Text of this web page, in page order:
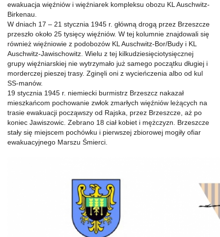
ewakuacja więźniów i więźniarek kompleksu obozu KL Auschwitz-
Birkenau.
W dniach 17 – 21 stycznia 1945 r. główną drogą przez Brzeszcze
przeszło około 25 tysięcy więźniów. W tej kolumnie znajdowali się
również więźniowie z podobozów KL Auschwitz-Bor/Budy i KL
Auschwitz-Jawischowitz. Wielu z tej kilkudziesięciotysięcznej
grupy więźniarskiej nie wytrzymało już samego początku długiej i
morderczej pieszej trasy. Zginęli oni z wycieńczenia albo od kul
SS-manów.
19 stycznia 1945 r. niemiecki burmistrz Brzeszcz nakazał
mieszkańcom pochowanie zwłok zmarłych więźniów leżących na
trasie ewakuacji począwszy od Rajska, przez Brzeszcze, aż po
koniec Jawiszowic. Zebrano 18 ciał kobiet i mężczyzn. Brzeszcze
stały się miejscem pochówku i pierwszej zbiorowej mogiły ofiar
ewakuacyjnego Marszu Śmierci.